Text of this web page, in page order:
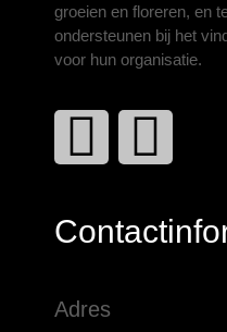
groeien en floreren, en
ondersteunen bij het
voor hun organisatie.
Adres